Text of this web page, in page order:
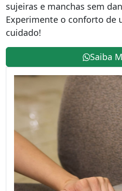
sujeiras e manchas sem
Experimente o conforto de
cuidado!
Saiba